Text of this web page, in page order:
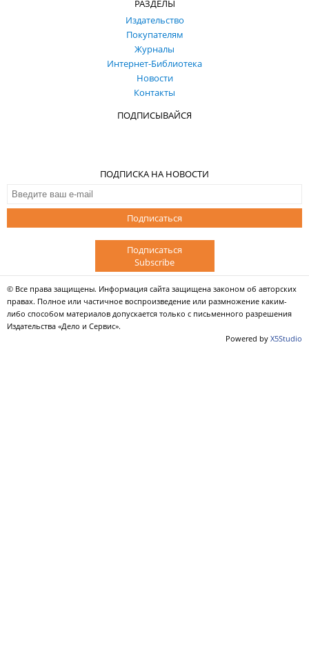
РАЗДЕЛЫ
Издательство
Покупателям
Журналы
Интернет-Библиотека
Новости
Контакты
ПОДПИСЫВАЙСЯ
ПОДПИСКА НА НОВОСТИ
Подписаться
Подписаться
Subscribe
© Все права защищены. Информация сайта защищена законом об авторских
правах. Полное или частичное воспроизведение или размножение каким-
либо способом материалов допускается только с письменного разрешения
Издательства «Дело и Сервис».
Powered by X5Studio